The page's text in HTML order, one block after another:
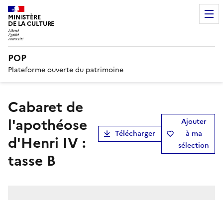
MINISTÈRE
DE LA CULTURE
POP
Plateforme ouverte du patrimoine
Cabaret de
l'apothéose
d'Henri IV :
tasse B
Télécharger
Ajouter
à ma
sélection